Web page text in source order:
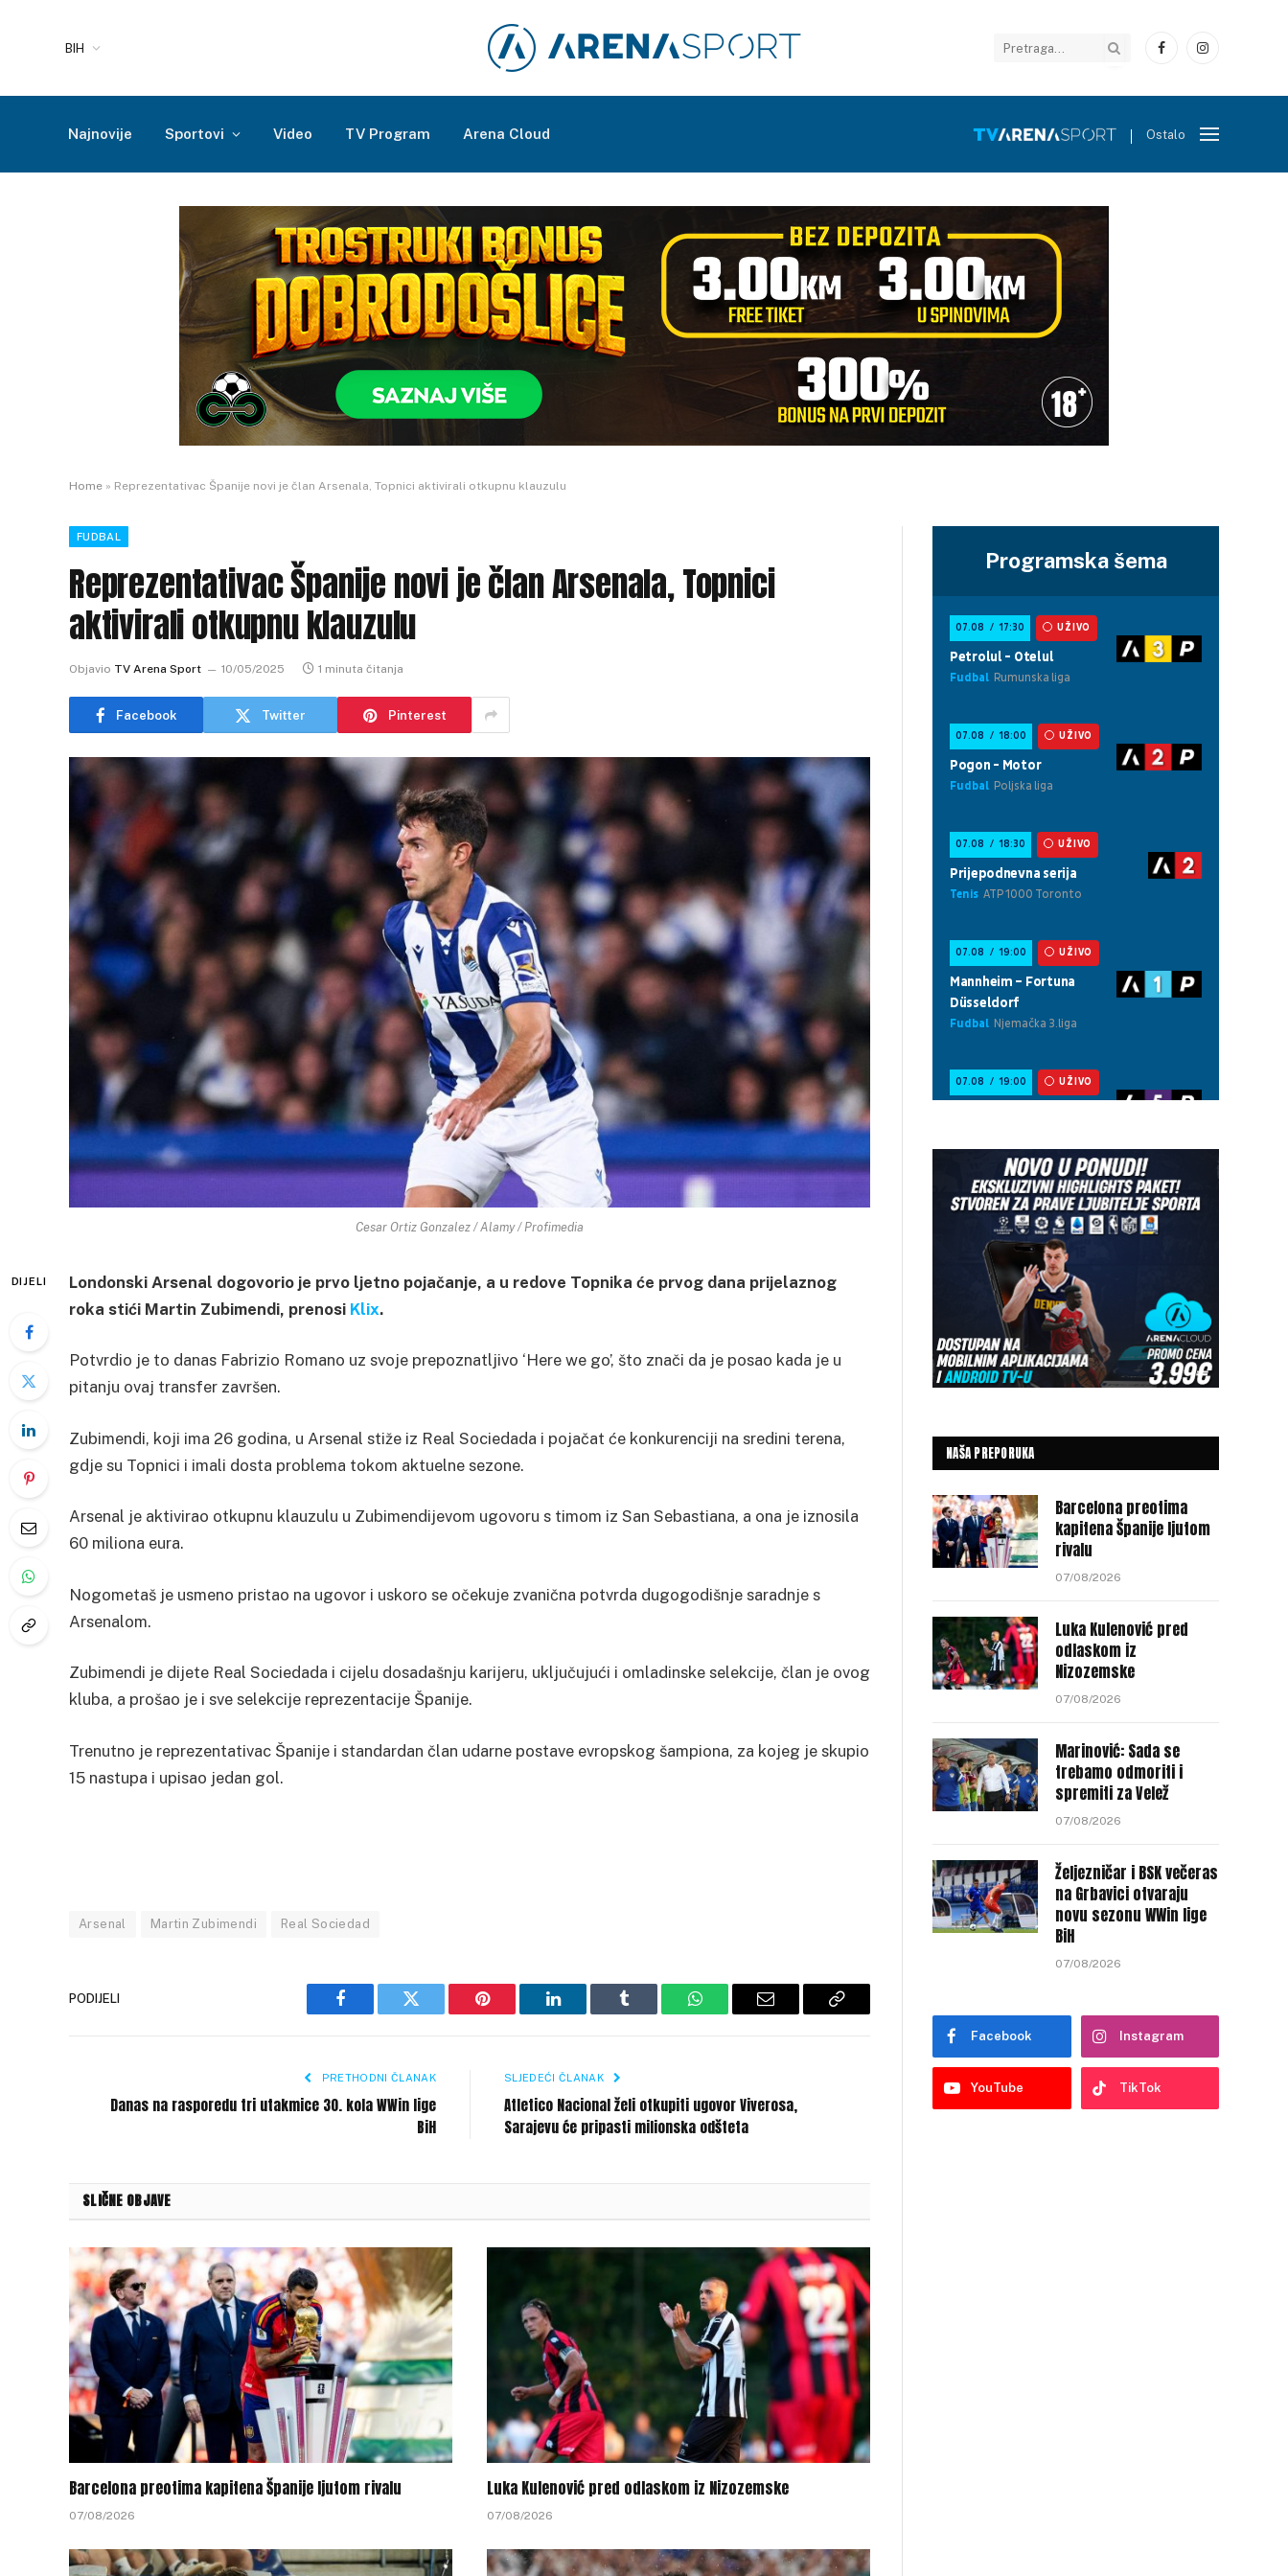
BIH
FacebookInstagram
Najnovije Sportovi Video TV Program Arena Cloud Ostalo
Home » Reprezentativac Španije novi je član Arsenala, Topnici aktivirali otkupnu klauzulu
FUDBAL
Reprezentativac Španije novi je član Arsenala, Topnici
aktivirali otkupnu klauzulu
Objavio TV Arena Sport 10/05/2025 1 minuta čitanja
Facebook Twitter Pinterest
Cesar Ortiz Gonzalez / Alamy / Profimedia
DIJELI
Londonski Arsenal dogovorio je prvo ljetno pojačanje, a u redove Topnika će prvog dana prijelaznog
roka stići Martin Zubimendi, prenosi Klix.
Potvrdio je to danas Fabrizio Romano uz svoje prepoznatljivo ‘Here we go’, što znači da je posao kada je u
pitanju ovaj transfer završen.
Zubimendi, koji ima 26 godina, u Arsenal stiže iz Real Sociedada i pojačat će konkurenciji na sredini terena,
gdje su Topnici i imali dosta problema tokom aktuelne sezone.
Arsenal je aktivirao otkupnu klauzulu u Zubimendijevom ugovoru s timom iz San Sebastiana, a ona je iznosila
60 miliona eura.
Nogometaš je usmeno pristao na ugovor i uskoro se očekuje zvanična potvrda dugogodišnje saradnje s
Arsenalom.
Zubimendi je dijete Real Sociedada i cijelu dosadašnju karijeru, uključujući i omladinske selekcije, član je ovog
kluba, a prošao je i sve selekcije reprezentacije Španije.
Trenutno je reprezentativac Španije i standardan član udarne postave evropskog šampiona, za kojeg je skupio
15 nastupa i upisao jedan gol.
Arsenal Martin Zubimendi Real Sociedad
PODIJELI
Facebook Twitter Pinterest LinkedIn Tumblr WhatsAppEmail
Copy
PRETHODNI ČLANAK
Danas na rasporedu tri utakmice 30. kola WWin lige
BiH
SLJEDEĆI ČLANAK
Atletico Nacional želi otkupiti ugovor Viverosa,
Sarajevu će pripasti milionska odšteta
SLIČNE OBJAVE
Barcelona preotima kapitena Španije ljutom rivalu
07/08/2026
Luka Kulenović pred odlaskom iz Nizozemske
07/08/2026
Programska šema
NAŠA PREPORUKA
Barcelona preotima
kapitena Španije ljutom
rivalu
07/08/2026
Luka Kulenović pred
odlaskom iz
Nizozemske
07/08/2026
Marinović: Sada se
trebamo odmoriti i
spremiti za Velež
07/08/2026
Željezničar i BSK večeras
na Grbavici otvaraju
novu sezonu WWin lige
BiH
07/08/2026
Facebook Instagram
YouTube TikTok